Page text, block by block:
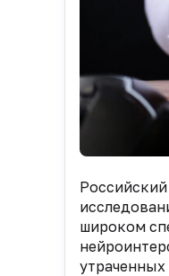
широком